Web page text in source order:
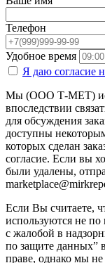
Телефон
Удобное время
Я даю согласие
Мы (ООО Т-МЕТ)
впоследствии
для обсуждения
доступны
которых сделан
согласие. Если вы
были удалены,
Если Вы считаете,
используются не
с жалобой в
по защите данных”
праве, однако мы